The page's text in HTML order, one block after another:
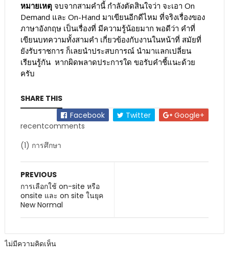
หมายเหตุ จบจากสามคำนี้ กำลังตัดสินใจว่า จะเอา On
Demand และ On-Hand มาเขียนอีกดีไหม ที่จริงเรื่องของ
ภาษาอังกฤษ เป็นเรื่องที่ มีความรู้น้อยมาก พอดีว่า คำที่
เขียนบทความทั้งสามคำ เกี่ยวข้องกับงานในหน้าที่ สมัยที่
ยังรับราชการ ก็เลยนำประสบการณ์ นำมาแลกเปลี่ยน
เรียนรู้กัน หากผิดพลาดประการใด ขอรับคำชี้แนะด้วย
ครับ
SHARE THIS
Facebook
Twitter
Google+
recentcomments
(1) การศึกษา
PREVIOUS
การเลือกใช้ on-site หรือ
onsite และ on site ในยุค
New Normal
ไม่มีความคิดเห็น